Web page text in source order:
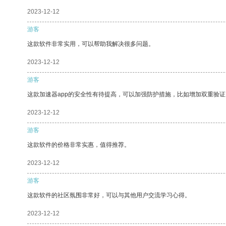
2023-12-12
游客
这款软件非常实用，可以帮助我解决很多问题。
2023-12-12
游客
这款加速器app的安全性有待提高，可以加强防护措施，比如增加双重验
2023-12-12
游客
这款软件的价格非常实惠，值得推荐。
2023-12-12
游客
这款软件的社区氛围非常好，可以与其他用户交流学习心得。
2023-12-12